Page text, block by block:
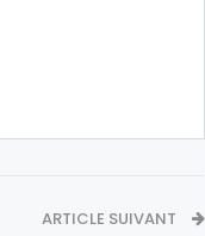
ARTICLE SUIVANT